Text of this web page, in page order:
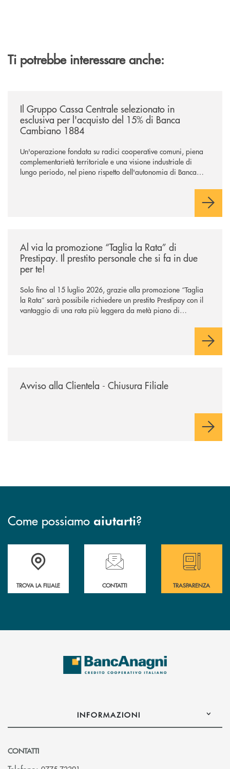
Ti potrebbe interessare anche:
Il Gruppo Cassa Centrale selezionato in
esclusiva per l'acquisto del 15% di Banca
Cambiano 1884
Un'operazione fondata su radici cooperative comuni, piena
complementarietà territoriale e una visione industriale di
lungo periodo, nel pieno rispetto dell'autonomia di Banca
negoziazione esclusiva per la finalizzazione dell’operazione.
Al via la promozione “Taglia la Rata” di
Prestipay. Il prestito personale che si fa in due
per te!
Solo fino al 15 luglio 2026, grazie alla promozione “Taglia
la Rata” sarà possibile richiedere un prestito Prestipay con il
vantaggio di una rata più leggera da metà piano di
Avviso alla Clientela - Chiusura Filiale
Come possiamo aiutarti?
Accedi all' elenco completo delle filiali
TROVA LA FILIALE
Hai bisogno di assistenza immediata ?
CONTATTI
Hai bisogno di
TRASPARENZA
INFORMAZIONI
CONTATTI